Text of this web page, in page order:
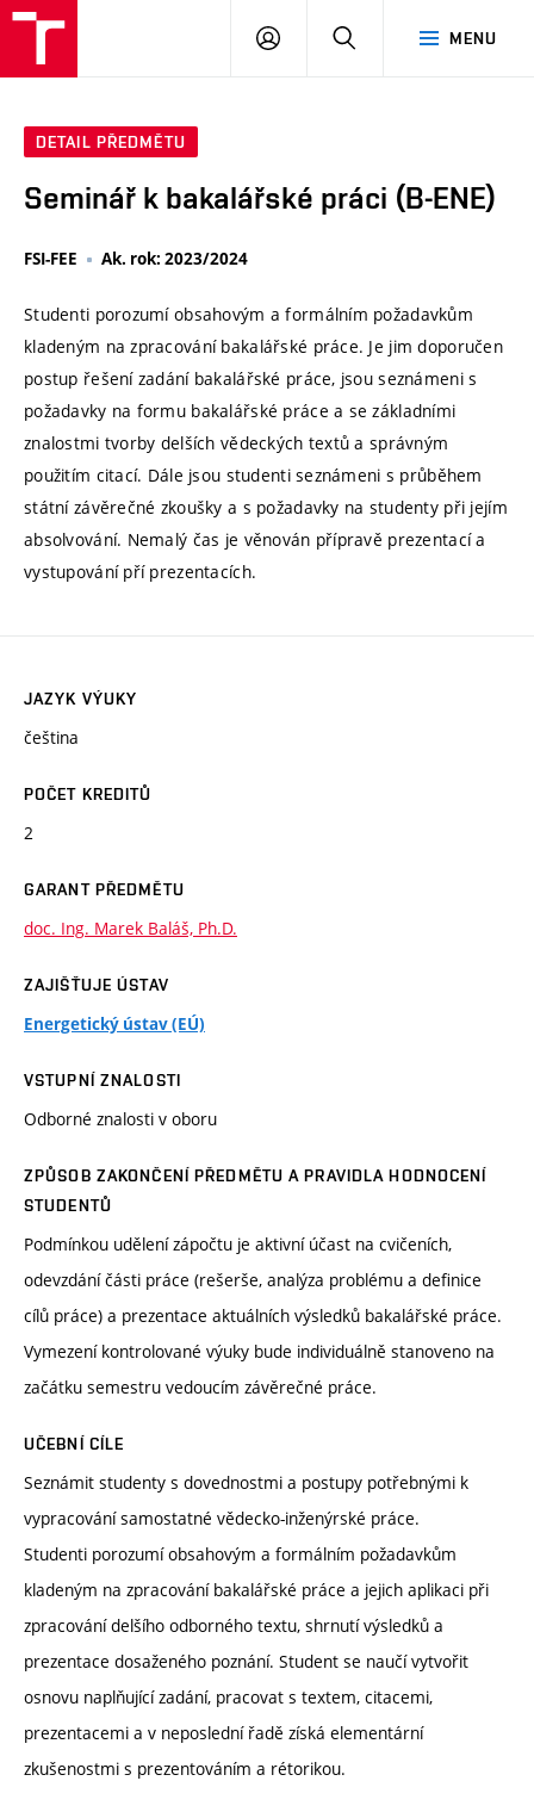
MENU
PŘIHLÁSIT
DETAIL PŘEDMĚTU
Seminář k bakalářské práci (B-ENE)
FSI-FEE Ak. rok: 2023/2024
Studenti porozumí obsahovým a formálním požadavkům
kladeným na zpracování bakalářské práce. Je jim doporučen
postup řešení zadání bakalářské práce, jsou seznámeni s
požadavky na formu bakalářské práce a se základními
znalostmi tvorby delších vědeckých textů a správným
použitím citací. Dále jsou studenti seznámeni s průběhem
státní závěrečné zkoušky a s požadavky na studenty při jejím
absolvování. Nemalý čas je věnován přípravě prezentací a
vystupování pří prezentacích.
JAZYK VÝUKY
čeština
POČET KREDITŮ
2
GARANT PŘEDMĚTU
doc. Ing. Marek Baláš, Ph.D.
ZAJIŠŤUJE ÚSTAV
Energetický ústav (EÚ)
VSTUPNÍ ZNALOSTI
Odborné znalosti v oboru
ZPŮSOB ZAKONČENÍ PŘEDMĚTU A PRAVIDLA HODNOCENÍ
STUDENTŮ
Podmínkou udělení zápočtu je aktivní účast na cvičeních,
odevzdání části práce (rešerše, analýza problému a definice
cílů práce) a prezentace aktuálních výsledků bakalářské práce.
Vymezení kontrolované výuky bude individuálně stanoveno na
začátku semestru vedoucím závěrečné práce.
UČEBNÍ CÍLE
Seznámit studenty s dovednostmi a postupy potřebnými k
vypracování samostatné vědecko-inženýrské práce.
Studenti porozumí obsahovým a formálním požadavkům
kladeným na zpracování bakalářské práce a jejich aplikaci při
zpracování delšího odborného textu, shrnutí výsledků a
prezentace dosaženého poznání. Student se naučí vytvořit
osnovu naplňující zadání, pracovat s textem, citacemi,
prezentacemi a v neposlední řadě získá elementární
zkušenostmi s prezentováním a rétorikou.